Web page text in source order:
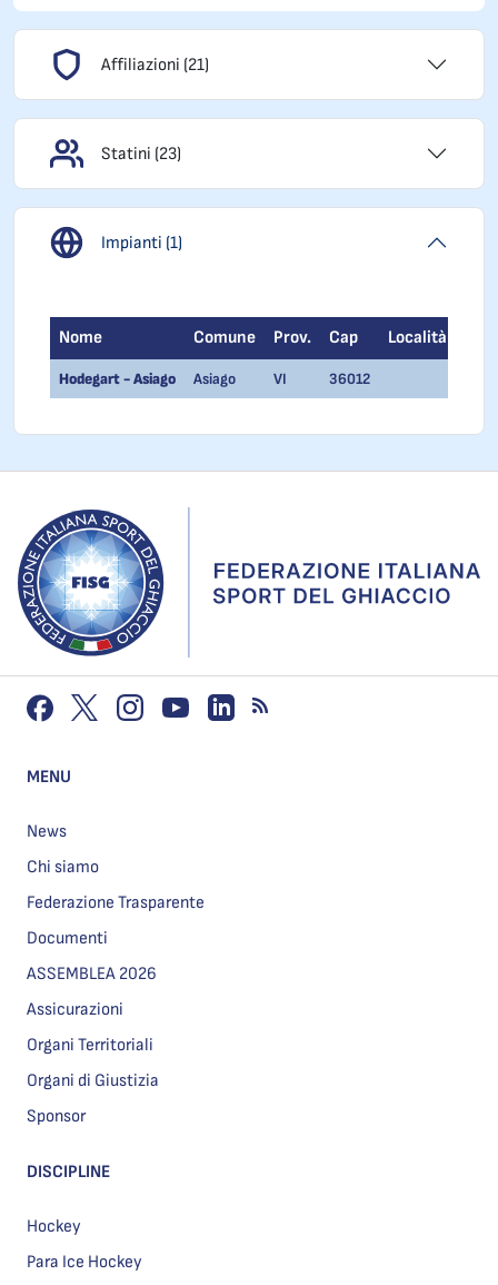
Affiliazioni (21)
Statini (23)
Impianti (1)
Nome Comune Prov. Cap Località
Hodegart - Asiago Asiago VI 36012
MENU
News
Chi siamo
Federazione Trasparente
Documenti
ASSEMBLEA 2026
Assicurazioni
Organi Territoriali
Organi di Giustizia
Sponsor
DISCIPLINE
Hockey
Para Ice Hockey